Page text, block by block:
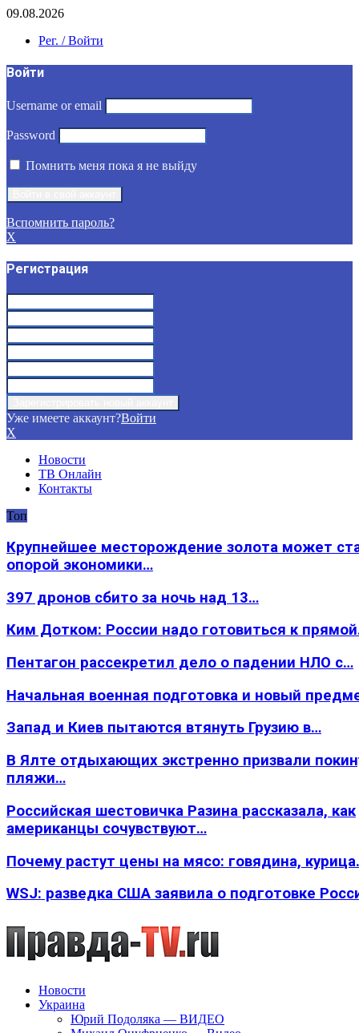
09.08.2026
Рег. / Войти
Войти
Username or email
Password
Помнить меня пока я не выйду
Вспомнить пароль?
X
Регистрация
Уже имеете аккаунт?Войти
X
Новости
ТВ Онлайн
Контакты
Топ
Крупнейшее месторождение золота может
опорой экономики…
397 дронов сбито за ночь над 13…
Ким Дотком: России надо готовиться к
Пентагон рассекретил дело о падении НЛО с…
Начальная военная подготовка и новый
Запад и Киев пытаются втянуть Грузию в…
В Ялте отдыхающих экстренно призвали
пляжи…
Российская шестовичка Разина рассказала, как
американцы сочувствуют…
Почему растут цены на мясо: говядина,
WSJ: разведка США заявила о подготовке
Новости
Украина
Юрий Подоляка — ВИДЕО